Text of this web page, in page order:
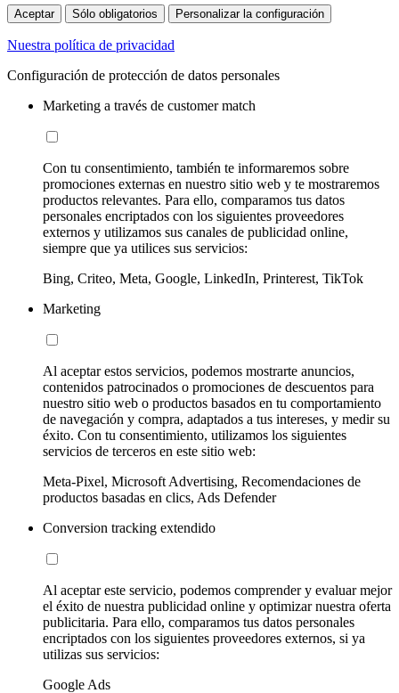
Aceptar Sólo obligatorios Personalizar la configuración
Nuestra política de privacidad
Configuración de protección de datos personales
Marketing a través de customer match
Con tu consentimiento, también te informaremos sobre
promociones externas en nuestro sitio web y te mostraremos
productos relevantes. Para ello, comparamos tus datos
personales encriptados con los siguientes proveedores
externos y utilizamos sus canales de publicidad online,
siempre que ya utilices sus servicios:
Bing, Criteo, Meta, Google, LinkedIn, Printerest, TikTok
Marketing
Al aceptar estos servicios, podemos mostrarte anuncios,
contenidos patrocinados o promociones de descuentos para
nuestro sitio web o productos basados en tu comportamiento
de navegación y compra, adaptados a tus intereses, y medir su
éxito. Con tu consentimiento, utilizamos los siguientes
servicios de terceros en este sitio web:
Meta-Pixel, Microsoft Advertising, Recomendaciones de
productos basadas en clics, Ads Defender
Conversion tracking extendido
Al aceptar este servicio, podemos comprender y evaluar mejor
el éxito de nuestra publicidad online y optimizar nuestra oferta
publicitaria. Para ello, comparamos tus datos personales
encriptados con los siguientes proveedores externos, si ya
utilizas sus servicios:
Google Ads